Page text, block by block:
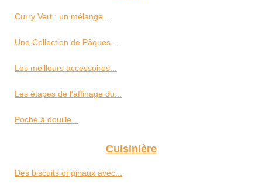
Curry Vert : un mélange...
Une Collection de Pâques...
Les meilleurs accessoires...
Les étapes de l'affinage du...
Poche à douille...
Cuisinière
Des biscuits originaux avec...